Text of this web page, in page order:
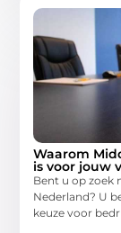
Waarom
is voor jouw
Bent u op zoek
Nederland? U
keuze voor